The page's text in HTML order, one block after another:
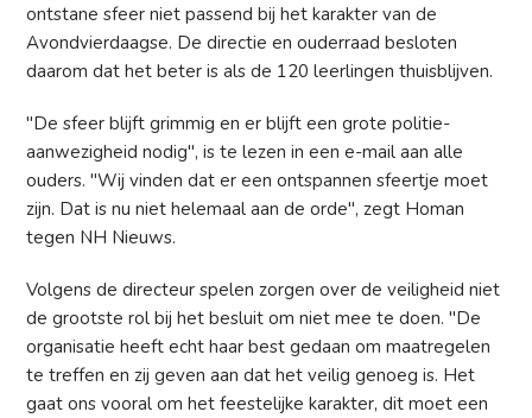
ontstane sfeer niet passend bij het karakter van de
Avondvierdaagse. De directie en ouderraad besloten
daarom dat het beter is als de 120 leerlingen thuisblijven.
"De sfeer blijft grimmig en er blijft een grote politie-
aanwezigheid nodig", is te lezen in een e-mail aan alle
ouders. "Wij vinden dat er een ontspannen sfeertje moet
zijn. Dat is nu niet helemaal aan de orde", zegt Homan
tegen NH Nieuws.
Volgens de directeur spelen zorgen over de veiligheid niet
de grootste rol bij het besluit om niet mee te doen. "De
organisatie heeft echt haar best gedaan om maatregelen
te treffen en zij geven aan dat het veilig genoeg is. Het
gaat ons vooral om het feestelijke karakter, dit moet een